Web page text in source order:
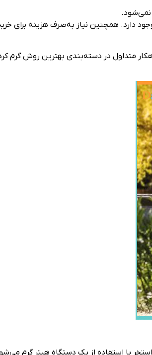
نمی‌شود.
وجود دارد. همچنین نیاز به‌صرف هزینه برای
متداول در دسته‌بندی بهترین روش گرم‌
با استفاده از یک دستگاه هیتر گرم